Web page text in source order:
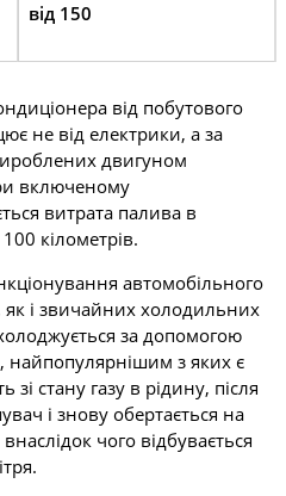
від 150
від побутового
не від електрики, а за
двигуном
включеному
витрата палива в
кілометрів.
автомобільного
як і звичайних холодильних
за допомогою
найпопулярнішим з яких є
стану газу в рідину, після
і знову обертається на
чого відбувається